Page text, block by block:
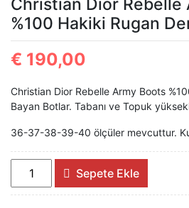
Christian Dior Rebelle
%100 Hakiki Rugan
€ 190,00
Christian Dior Rebelle Army Boots
Bayan Botlar. Tabanı ve Topuk
36-37-38-39-40 ölçüler mevcuttur.
Christian
Dior
Sepete Ekle